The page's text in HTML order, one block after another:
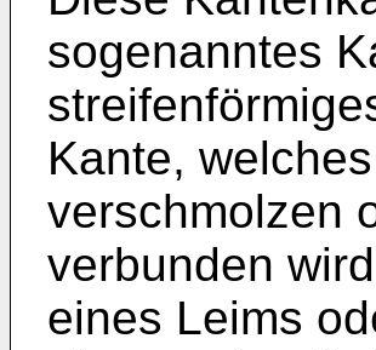
sogenanntes
Kante,
verschmolzen
verbunden
eines Leims